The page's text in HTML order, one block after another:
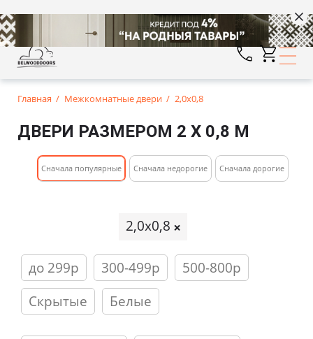
Главная Межкомнатные двери 2,0х0,8
ДВЕРИ РАЗМЕРОМ 2 Х 0,8 М
Cначала популярные Сначала недорогие Cначала дорогие
2,0х0,8
до 299р 300-499р
500-800р
Скрытые
Белые